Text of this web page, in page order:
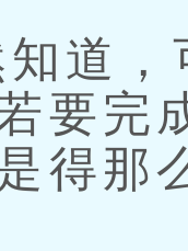
道，
要完
得那